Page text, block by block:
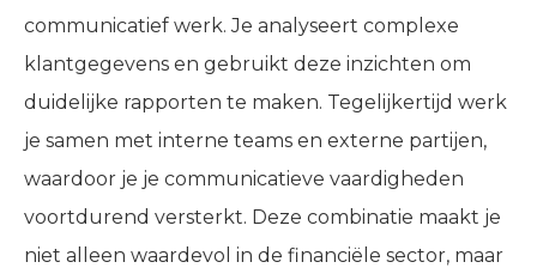
communicatief werk. Je analyseert complexe
klantgegevens en gebruikt deze inzichten om
duidelijke rapporten te maken. Tegelijkertijd werk
je samen met interne teams en externe partijen,
waardoor je je communicatieve vaardigheden
voortdurend versterkt. Deze combinatie maakt je
niet alleen waardevol in de financiële sector, maar